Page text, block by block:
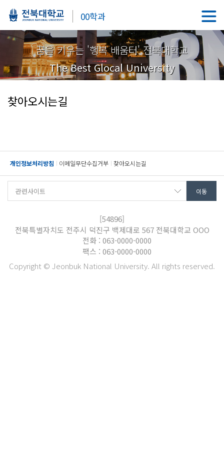
00학과
꿈을 키우는 '행복 배움터' 전북대학교
The Best Glocal University
찾아오시는길
개인정보처리방침 이메일무단수집거부 찾아오시는길
[54896]
전북특별자치도 전주시 덕진구 백제대로 567 전북대학교 OOO
전화 : 063-0000-0000
팩스 : 063-0000-0000
Copyright © Jeonbuk National University. All rights reserved.